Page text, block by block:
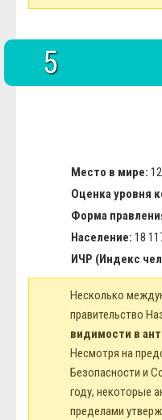
5
Место в мире:
Оценка уровня
Форма
Население: 18
ИЧР (Индекс
Несколько
правительство
видимости в
Несмотря на
Безопасности и
году, некоторые
пределами